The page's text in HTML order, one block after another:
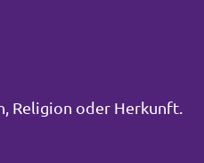
Religion oder Herkunft.